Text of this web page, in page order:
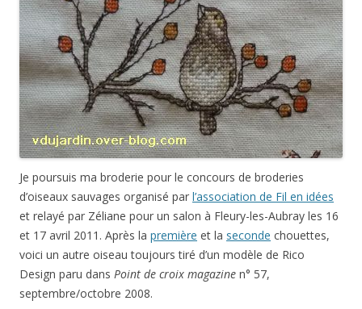
Je poursuis ma broderie pour le concours de broderies
d’oiseaux sauvages organisé par l’association de Fil en idées
et relayé par Zéliane pour un salon à Fleury-les-Aubray les 16
et 17 avril 2011. Après la première et la seconde chouettes,
voici un autre oiseau toujours tiré d’un modèle de Rico
Design paru dans Point de croix magazine n° 57,
septembre/octobre 2008.